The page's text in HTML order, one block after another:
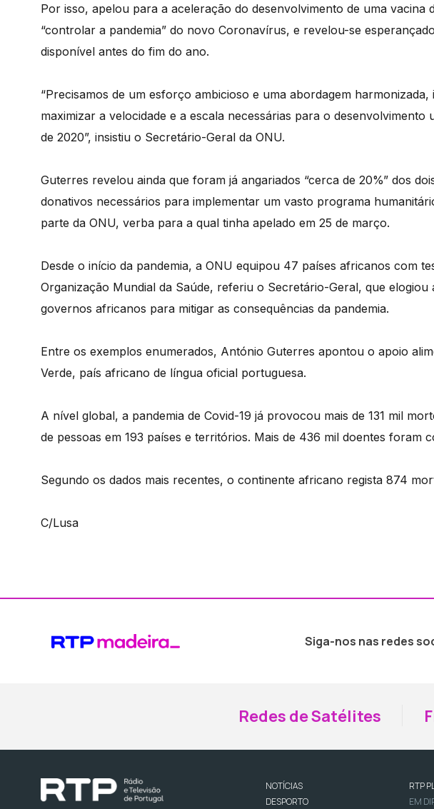
Por isso, apelou para a aceleração do desenvolvimento de uma vacina
“controlar a pandemia” do novo Coronavírus, e revelou-se
disponível antes do fim do ano.
“Precisamos de um esforço ambicioso e uma abordagem
maximizar a velocidade e a escala necessárias para o desenvolvimento
de 2020”, insistiu o Secretário-Geral da ONU.
Guterres revelou ainda que foram já angariados “cerca de 20%” dos
donativos necessários para implementar um vasto programa
parte da ONU, verba para a qual tinha apelado em 25 de março.
Desde o início da pandemia, a ONU equipou 47 países africanos com
Organização Mundial da Saúde, referiu o Secretário-Geral, que elogiou
governos africanos para mitigar as consequências da pandemia.
Entre os exemplos enumerados, António Guterres apontou o apoio
Verde, país africano de língua oficial portuguesa.
A nível global, a pandemia de Covid-19 já provocou mais de 131 mil
de pessoas em 193 países e territórios. Mais de 436 mil doentes foram
Segundo os dados mais recentes, o continente africano regista 874
C/Lusa
Siga-nos nas redes
Redes de Satélites
NOTÍCIAS
DESPORTO
RTP
EM